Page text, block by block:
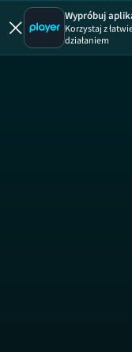
Wypróbuj
Korzystaj z
działaniem